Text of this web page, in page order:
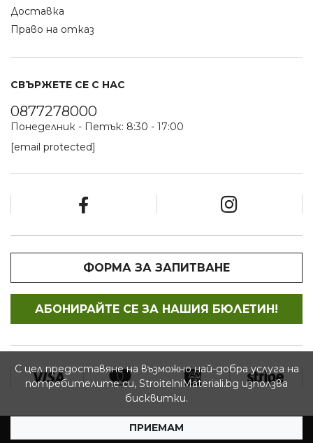
Доставка
Право на отказ
СВЪРЖЕТЕ СЕ С НАС
0877278000
Понеделник - Петък: 8:30 - 17:00
[email protected]
ФОРМА ЗА ЗАПИТВАНЕ
АБОНИРАЙТЕ СЕ ЗА НАШИЯ БЮЛЕТИН!
С цел предоставяне на възможно най-добра услуга на
потребителите си, StroitelniMateriali.bg използва
бисквитки.
ПРИЕМАМ
© 2026 StroitelniMateriali.bg - Всички права запазени.